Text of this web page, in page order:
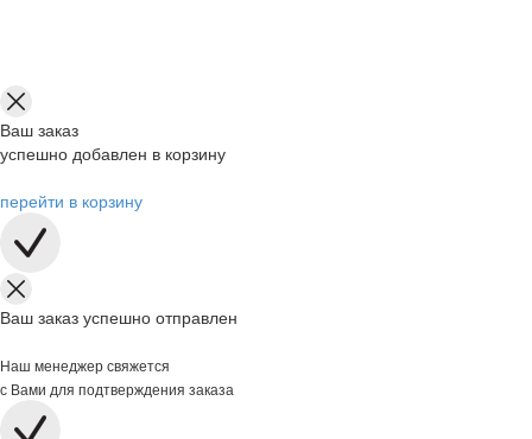
Ваш заказ
успешно добавлен в корзину
перейти в корзину
Ваш заказ успешно отправлен
Наш менеджер свяжется
с Вами для подтверждения заказа